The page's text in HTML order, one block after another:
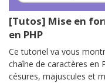
[Tutos] Mise en
en PHP
Ce tutoriel va vous
chaîne de caractères en
césures, majuscules et